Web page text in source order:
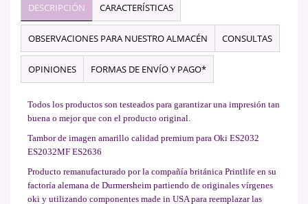
DESCRIPCIÓN CARACTERÍSTICAS
OBSERVACIONES PARA NUESTRO ALMACÉN CONSULTAS
OPINIONES FORMAS DE ENVÍO Y PAGO*
Todos los productos son testeados para garantizar una impresión tan
buena o mejor que con el producto original.
Tambor de imagen amarillo calidad premium para Oki ES2032
ES2032MF ES2636
Producto remanufacturado por la compañía británica Printlife en su
factoría alemana de Durmersheim partiendo de originales vírgenes
oki y utilizando componentes made in USA para reemplazar las